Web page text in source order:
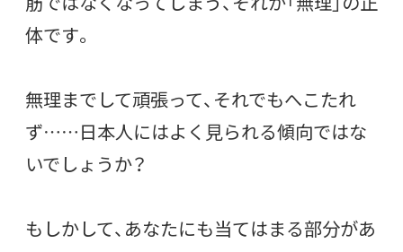
体です。
無理までして頑張って、それでもへこたれ
ず……日本人にはよく見られる傾向ではな
いでしょうか？
もしかして、あなたにも当てはまる部分があ